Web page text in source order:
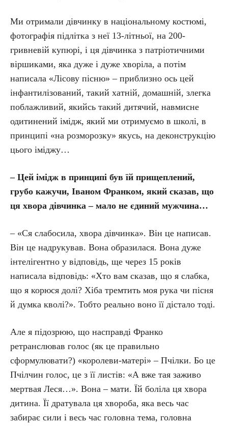
Ми отримали дівчинку в національному костюмі,
фотографія підлітка з неї 13-літньої, на 200-
гривневій купюрі, і ця дівчинка з патріотичними
віршиками, яка дуже і дуже хворіла, а потім
написала «Лісову пісню» – приблизно ось цей
інфантилізований, такий хатній, домашній, злегка
поблажливий, якийсь такий дитячий, навмисне
одитинений імідж, який ми отримуємо в школі, в
принципі «на розморозку» якусь, на деконструкцію
цього іміджу…
– Цей імідж в принципі був їй прищеплений,
грубо кажучи, Іваном Франком, який сказав, що
ця хвора дівчинка – мало не єдиний мужчина…
– «Ся слабосила, хвора дівчинка». Він це написав.
Він це надрукував. Вона образилася. Вона дуже
інтелігентно у відповідь, ще через 15 років
написала відповідь: «Хто вам сказав, що я слабка,
що я корюся долі? Хіба тремтить моя рука чи пісня
й думка кволі?». Тобто реально воно її дістало тоді.
Але я підозрюю, що насправді Франко
ретранслював голос (як це правильно
сформулювати?) «королеви-матері» – Пчілки. Бо це
Пчілчин голос, це з її листів: «А вже тая заживо
мертвая Леся…». Вона – мати. Їй боліла ця хвора
дитина. Її дратувала ця хвороба, яка весь час
забирає сили і весь час головна тема, головна